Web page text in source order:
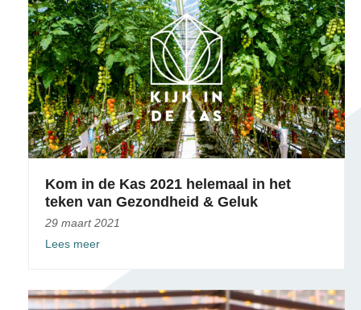
Kom in de Kas 2021 helemaal in het
teken van Gezondheid & Geluk
29 maart 2021
Lees meer